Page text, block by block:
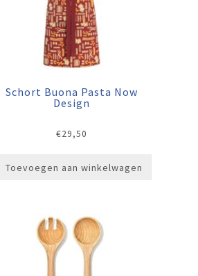
Schort Buona Pasta Now
Design
€29,50
Toevoegen aan winkelwagen